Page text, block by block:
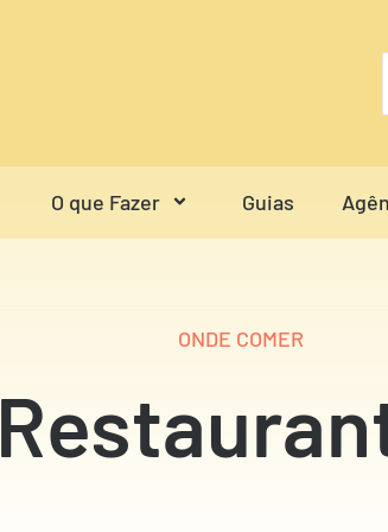
O que Fazer Guias
ONDE COMER